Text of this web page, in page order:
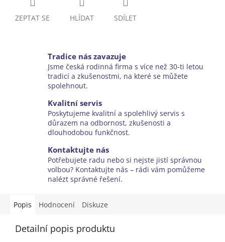
ZEPTAT SE HLÍDAT SDÍLET
Tradice nás zavazuje
Jsme česká rodinná firma s více než 30-ti letou
tradicí a zkušenostmi, na které se můžete
spolehnout.
Kvalitní servis
Poskytujeme kvalitní a spolehlivý servis s
důrazem na odbornost, zkušenosti a
dlouhodobou funkčnost.
Kontaktujte nás
Potřebujete radu nebo si nejste jistí správnou
volbou? Kontaktujte nás – rádi vám pomůžeme
nalézt správné řešení.
Popis Hodnocení Diskuze
Detailní popis produktu